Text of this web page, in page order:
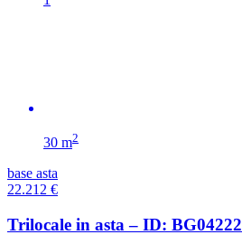
30 m2
base asta
22.212 €
Trilocale in asta – ID: BG04222